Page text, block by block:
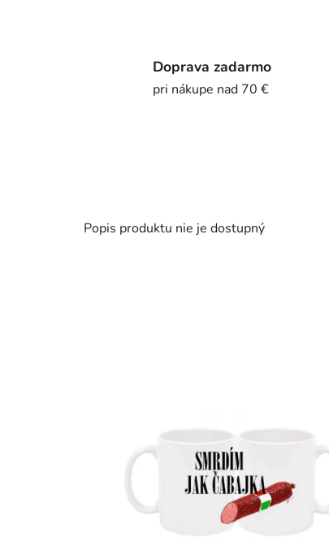
Doprava zadarmo
pri nákupe nad 70 €
Popis produktu nie je dostupný